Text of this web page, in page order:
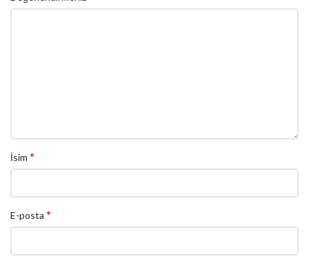
İsim *
E-posta *